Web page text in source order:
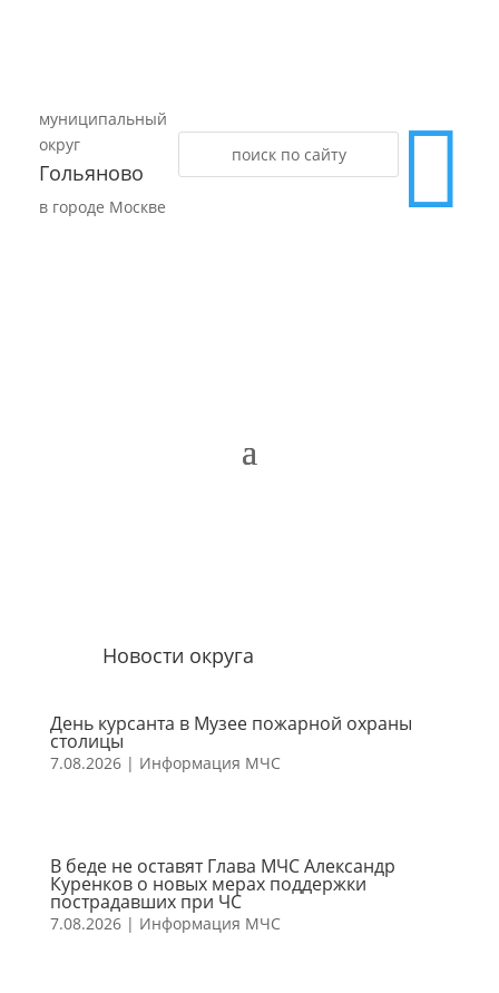
муниципальный
округ
Гольяново
в городе Москве 
Новости округа
День курсанта в Музее пожарной охраны
столицы
7.08.2026| Информация МЧС
В беде не оставят Глава МЧС Александр
Куренков о новых мерах поддержки
пострадавших при ЧС
7.08.2026| Информация МЧС